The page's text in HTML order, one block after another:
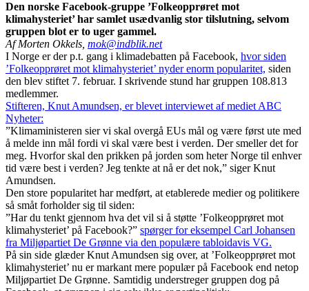
Den norske Facebook-gruppe ’Folkeopprøret mot
klimahysteriet’ har samlet usædvanlig stor tilslutning, selvom
gruppen blot er to uger gammel.
Af Morten Okkels, mok@indblik.net
I Norge er der p.t. gang i klimadebatten på Facebook, hvor siden
’Folkeopprøret mot klimahysteriet’ nyder enorm popularitet, siden
den blev stiftet 7. februar. I skrivende stund har gruppen 108.813
medlemmer.
Stifteren, Knut Amundsen, er blevet interviewet af mediet ABC
Nyheter:
”Klimaministeren sier vi skal overgå EUs mål og være først ute med
å melde inn mål fordi vi skal være best i verden. Der smeller det for
meg. Hvorfor skal den prikken på jorden som heter Norge til enhver
tid være best i verden? Jeg tenkte at nå er det nok,” siger Knut
Amundsen.
Den store popularitet har medført, at etablerede medier og politikere
så småt forholder sig til siden:
”Har du tenkt gjennom hva det vil si å støtte ’Folkeopprøret mot
klimahysteriet’ på Facebook?” spørger for eksempel Carl Johansen
fra Miljøpartiet De Grønne via den populære tabloidavis VG.
På sin side glæder Knut Amundsen sig over, at ’Folkeopprøret mot
klimahysteriet’ nu er markant mere populær på Facebook end netop
Miljøpartiet De Grønne. Samtidig understreger gruppen dog på